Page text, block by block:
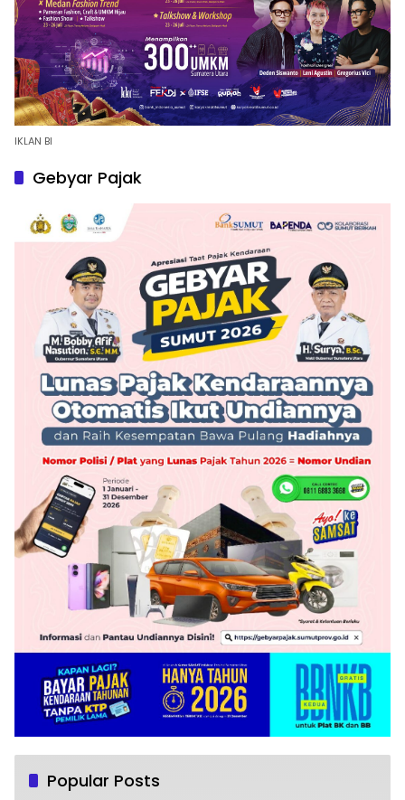
IKLAN BI
Gebyar Pajak
Popular Posts